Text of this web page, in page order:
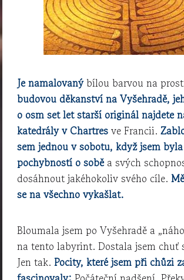
Je namalovanýbílou barvou na
budovou děkanství na Vyšehradě,
o osm set let starší originál najdete
katedrály v Chartres ve Francii.
sem jednou v sobotu, když jsem
pochybností o sobě a svých
dosáhnout jakéhokoliv svého cíle.
se na všechno vykašlat.
Bloumala jsem po Vyšehradě a
na tento labyrint. Dostala jsem chuť
Jen tak.Pocity, které jsem při chůzi